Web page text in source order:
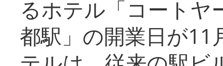
るホテル「コートヤ
都駅」の開業日が11